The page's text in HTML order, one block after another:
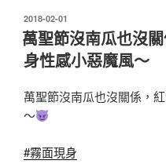
發
佈
於
2018-02-01
萬聖節沒南瓜也沒
身性感小惡魔風～
萬聖節沒南瓜也沒關係，
～
#霧面現身